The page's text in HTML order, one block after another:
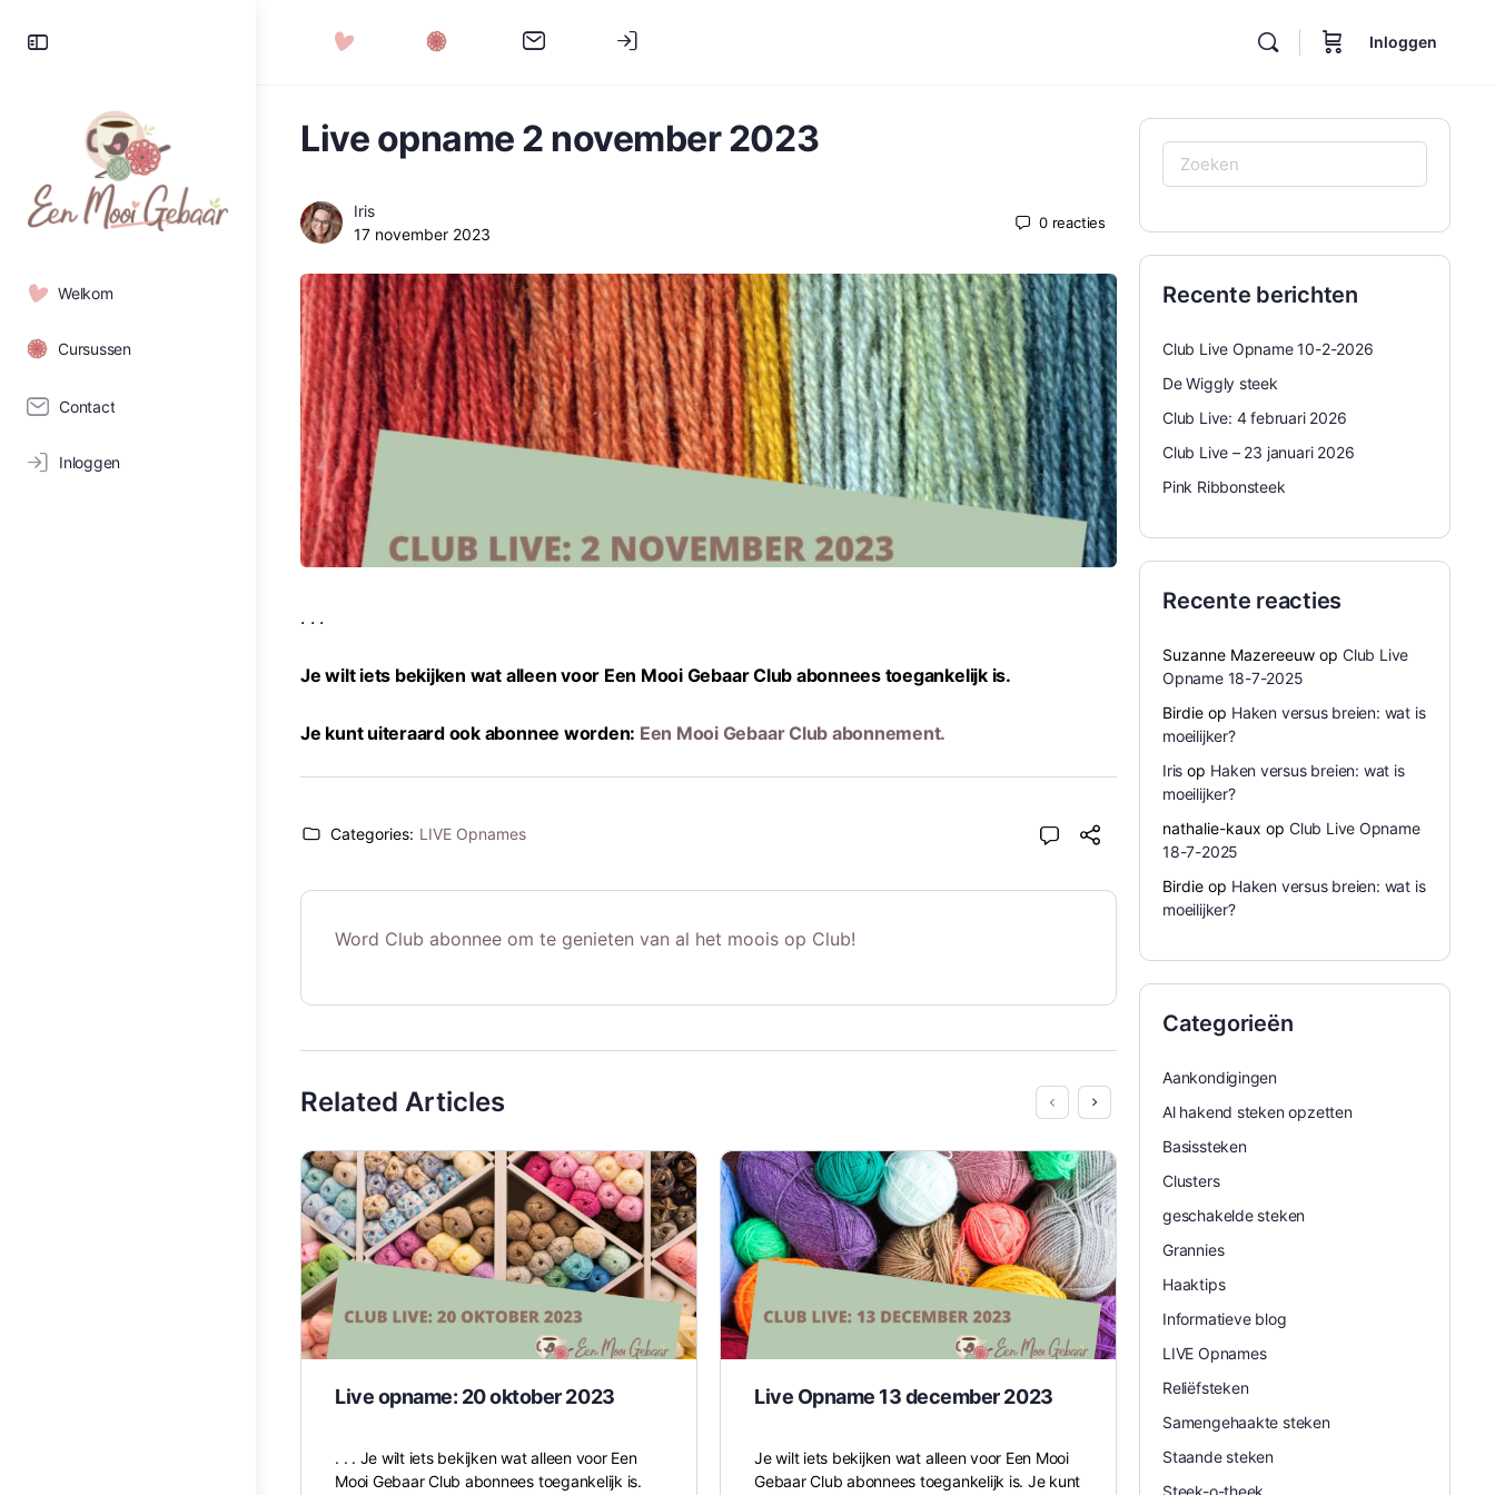
Welkom
Cursussen
Contact
Inloggen
Inloggen
Live opname 2 november 2023
Iris
17 november 2023
0 reacties
. . .
Je wilt iets bekijken wat alleen voor Een Mooi Gebaar Club abonnees toegankelijk is.
Je kunt uiteraard ook abonnee worden: Een Mooi Gebaar Club abonnement.
Categories: LIVE Opnames
Word Club abonnee om te genieten van al het moois op Club!
Related Articles
Live opname: 20 oktober 2023
. . . Je wilt iets bekijken wat alleen voor Een
Mooi Gebaar Club abonnees toegankelijk is.
Live Opname 13 december 2023
Je wilt iets bekijken wat alleen voor Een Mooi
Gebaar Club abonnees toegankelijk is. Je kunt
Club Live opname van 5 april 2024
. . . Je wilt iets bekijken wat alleen voor Een
Mooi Gebaar Club abonnees toegankelijk is.
Zoeken
naar:
Recente berichten
Club Live Opname 10-2-2026
De Wiggly steek
Club Live: 4 februari 2026
Club Live – 23 januari 2026
Pink Ribbonsteek
Recente reacties
Suzanne Mazereeuw op Club Live
Opname 18-7-2025
Birdie op Haken versus breien: wat is
moeilijker?
Iris op Haken versus breien: wat is
moeilijker?
nathalie-kaux op Club Live Opname
18-7-2025
Birdie op Haken versus breien: wat is
moeilijker?
Categorieën
Aankondigingen
Al hakend steken opzetten
Basissteken
Clusters
geschakelde steken
Grannies
Haaktips
Informatieve blog
LIVE Opnames
Reliëfsteken
Samengehaakte steken
Staande steken
Steek-o-theek